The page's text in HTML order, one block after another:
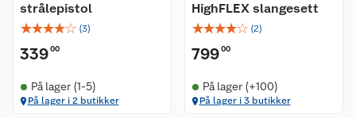
strålepistol
☆☆☆☆☆ (3)
33900
På lager (1-5)
På lager i 2 butikker
HighFLEX slangesett
☆☆☆☆☆ (2)
79900
På lager (+100)
På lager i 3 butikker